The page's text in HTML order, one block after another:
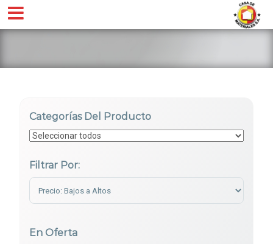
Categorías Del Producto
Filtrar Por:
En Oferta